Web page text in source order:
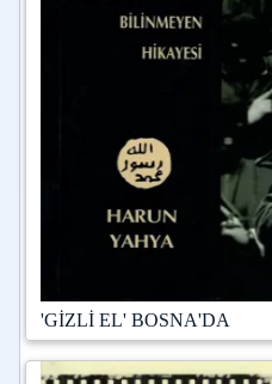
'GİZLİ EL' BOSNA'DA